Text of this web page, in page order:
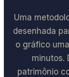
Uma
desenhada
o gráfico
minutos.
patrimônio